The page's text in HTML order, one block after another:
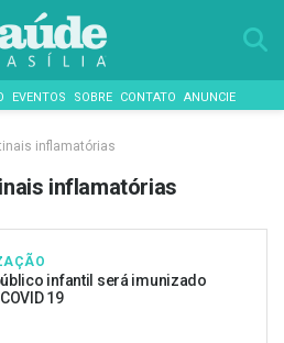
EVENTOS SOBRE CONTATO ANUNCIE
inflamatórias
inflamatórias
infantil será imunizado
19